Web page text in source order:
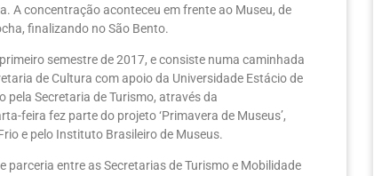
A concentração aconteceu em frente ao Museu, de
finalizando no São Bento.
semestre de 2017, e consiste numa caminhada
de Cultura com apoio da Universidade Estácio de
Secretaria de Turismo, através da
feira fez parte do projeto ‘Primavera de Museus’,
e pelo Instituto Brasileiro de Museus.
entre as Secretarias de Turismo e Mobilidade